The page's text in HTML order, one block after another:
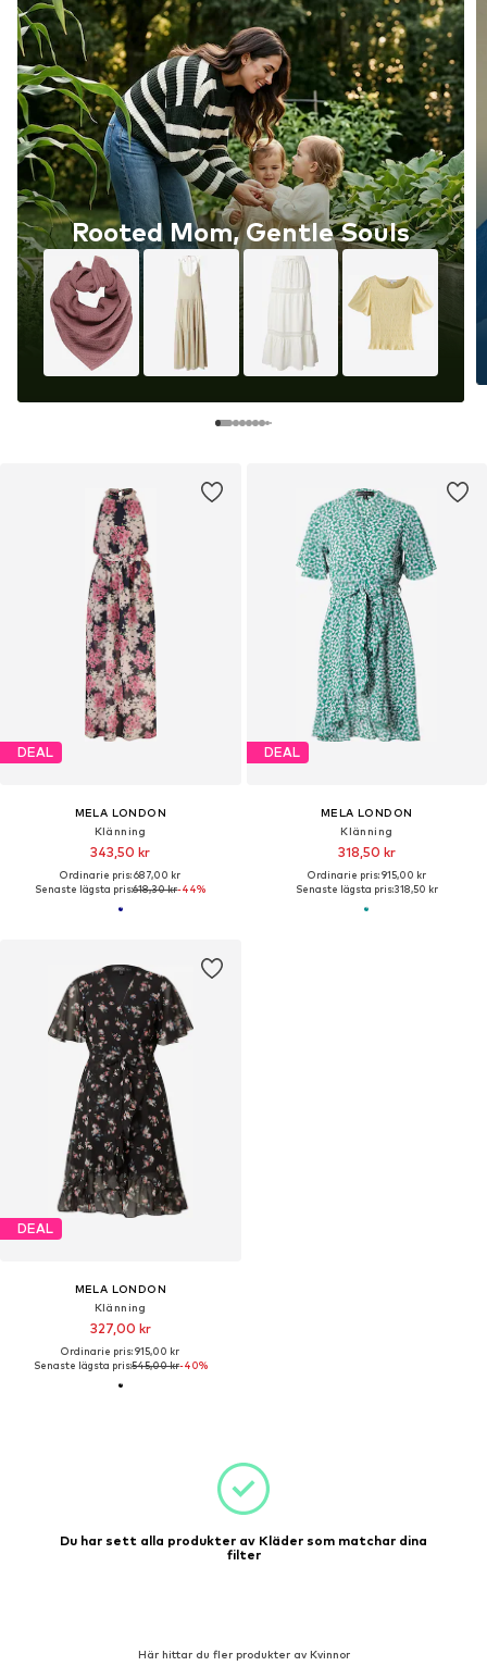
Rooted Mom, Gentle Souls
DEAL
MELA LONDON
Klänning
343,50 kr
Ordinarie pris: 687,00 kr
Senaste lägsta pris:618,30 kr-44%
DEAL
MELA LONDON
Klänning
318,50 kr
Ordinarie pris: 915,00 kr
Senaste lägsta pris:318,50 kr
DEAL
MELA LONDON
Klänning
327,00 kr
Ordinarie pris: 915,00 kr
Senaste lägsta pris:545,00 kr-40%
Du har sett alla produkter av Kläder som matchar dina
filter
Här hittar du fler produkter av Kvinnor